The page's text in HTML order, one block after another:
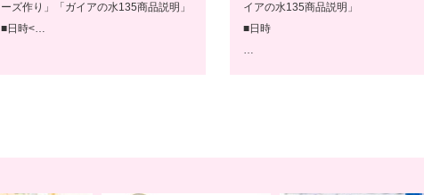
ーズ作り」「ガイアの水135商品説明」
■日時<…
イアの水135商品説明」
■日時
…